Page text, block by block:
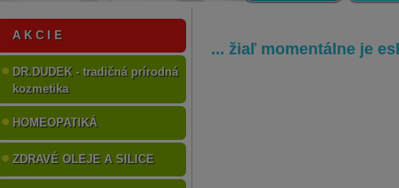
A K C I E
DR.DUDEK - tradičná prírodná
kozmetika
HOMEOPATIKÁ
ZDRAVÉ OLEJE A SILICE
... žiaľ momentálne je